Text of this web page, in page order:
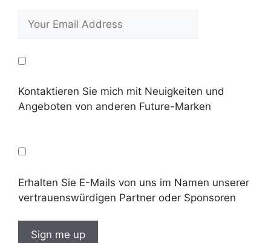
Kontaktieren Sie mich mit Neuigkeiten und
Angeboten von anderen Future-Marken
Erhalten Sie E-Mails von uns im Namen unserer
vertrauenswürdigen Partner oder Sponsoren